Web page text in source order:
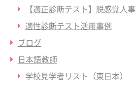
【適正診断テスト】脱感覚人事
適性診断テスト活用事例
ブログ
日本語教師
学校見学者リスト（東日本）